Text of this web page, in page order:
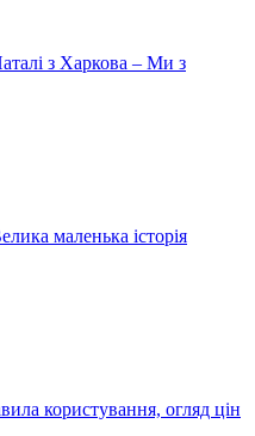
з Харкова – Ми з
маленька історія
користування, огляд цін